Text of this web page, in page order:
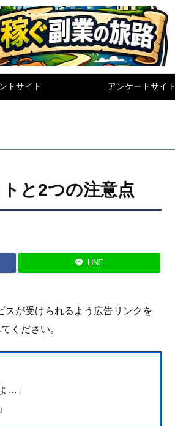
トサイト アンケートサイト
と2つの注意点
LINE
スが受けられるよう広告リンクを
ください。
…」